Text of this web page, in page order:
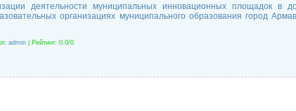
деятельности муниципальных инновационных площадок в
организациях муниципального образования город
: admin Рейтинг: 0.0/0